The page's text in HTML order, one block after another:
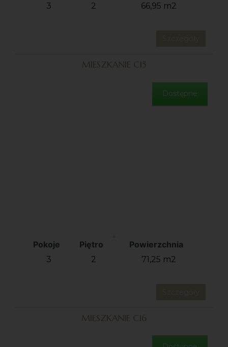
3 2 66,95 m2
MIESZKANIE C15
Dostępne
Pokoje Piętro Powierzchnia
3 2 71,25 m2
MIESZKANIE C16